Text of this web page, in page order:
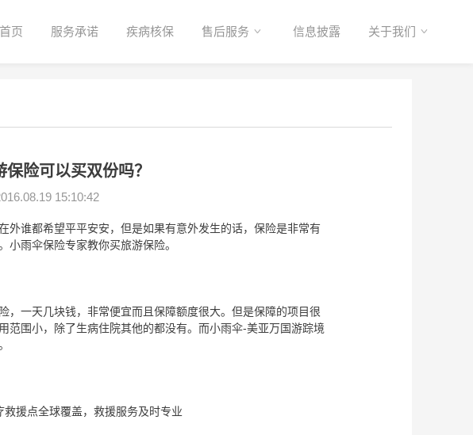
首页 服务承诺 疾病核保 售后服务 信息披露 关于我们
保险可以买双份吗？
15:10:42
谁都希望平平安安，但是如果有意外发生的话，保险是非常有
雨伞保险专家教你买旅游保险。
一天几块钱，非常便宜而且保障额度很大。但是保障的项目很
范围小，除了生病住院其他的都没有。而小雨伞-美亚万国游踪境
援点全球覆盖，救援服务及时专业